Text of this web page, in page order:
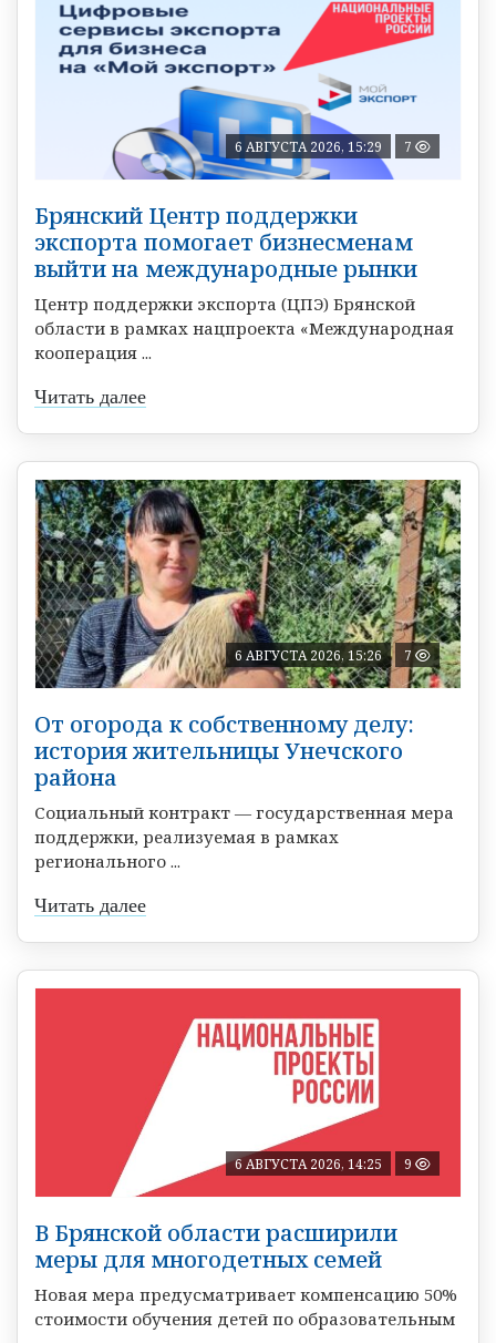
6 АВГУСТА 2026, 15:29 7
Брянский Центр поддержки
экспорта помогает бизнесменам
выйти на международные рынки
Центр поддержки экспорта (ЦПЭ) Брянской
области в рамках нацпроекта «Международная
кооперация ...
Читать далее
6 АВГУСТА 2026, 15:26 7
От огорода к собственному делу:
история жительницы Унечского
района
Социальный контракт — государственная мера
поддержки, реализуемая в рамках
регионального ...
Читать далее
6 АВГУСТА 2026, 14:25 9
В Брянской области расширили
меры для многодетных семей
Новая мера предусматривает компенсацию 50%
стоимости обучения детей по образовательным